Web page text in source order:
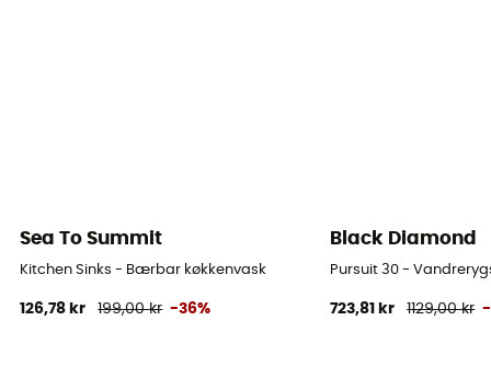
Sea To Summit
Kitchen Sinks - Bærbar køkkenvask
126,78 kr 199,00 kr -36%
Black Diamond
Pursuit 30 -
723,81 kr 1129,00 kr -